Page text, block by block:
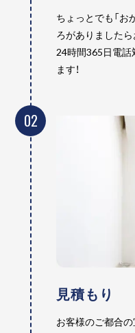
ちょっとでも「お
ろがありましたら
24時間365日電話
ます！
02
見積もり
お客様のご都合